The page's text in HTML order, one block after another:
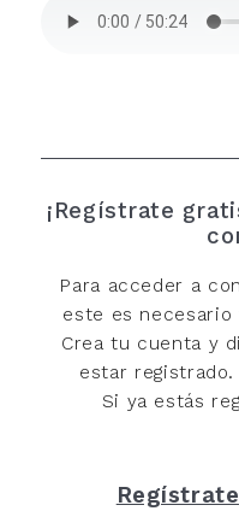
¡Regístrate
Para acceder a
este es necesario
Crea tu cuenta y
estar
Si ya estás
Regístrate